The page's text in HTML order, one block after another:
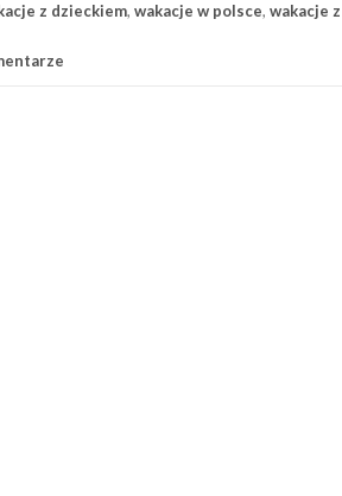
z dzieckiem, wakacje w polsce, wakacje